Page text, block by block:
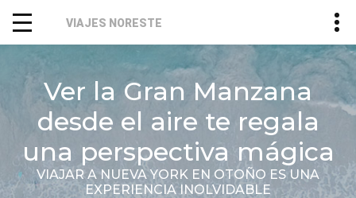
VIAJES NORESTE
Ver la Gran Manzana
desde el aire te regala
una perspectiva mágica
VIAJAR A NUEVA YORK EN OTOÑO ES UNA
EXPERIENCIA INOLVIDABLE